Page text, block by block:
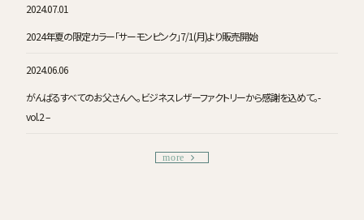
2024.07.01
2024年夏の限定カラー「サーモンピンク」7/1(月)より販売開始
2024.06.06
がんばるすべてのお父さんへ。ビジネスレザーファクトリーから感謝を込めて。-
vol.2 –
more